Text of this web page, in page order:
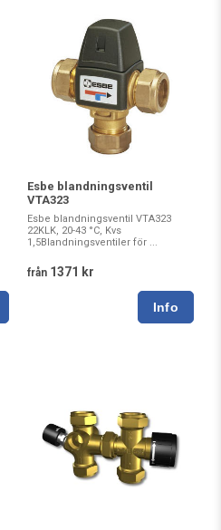
Esbe blandningsventil
VTA323
Esbe blandningsventil VTA323
22KLK, 20-43 °C, Kvs
1,5Blandningsventiler för ...
från 1371 kr